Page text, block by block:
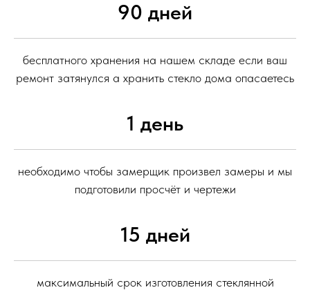
90 дней
бесплатного хранения на нашем складе если ваш
ремонт затянулся а хранить стекло дома опасаетесь
1 день
необходимо чтобы замерщик произвел замеры и мы
подготовили просчёт и чертежи
15 дней
максимальный срок изготовления стеклянной